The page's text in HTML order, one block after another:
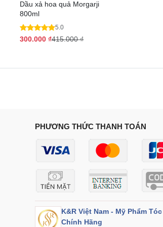
Dầu xả hoa quả Morgarji
800ml
5.0
300.000 ₫415.000₫
PHƯƠNG THỨC THANH TOÁN
K&R Việt Nam - Mỹ Phẩm Tóc
Chính Hãng